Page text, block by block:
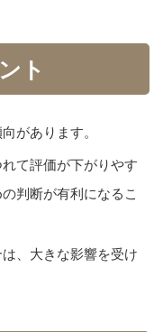
ト
があります。
て評価が下がりやす
判断が有利になるこ
、大きな影響を受け